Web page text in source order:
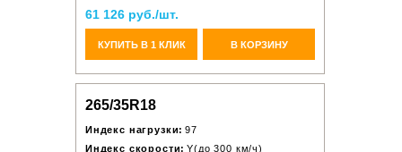
61 126 руб./шт.
КУПИТЬ В 1 КЛИК В КОРЗИНУ
265/35R18
Индекс нагрузки: 97
Индекс скорости: Y(до 300 км/ч)